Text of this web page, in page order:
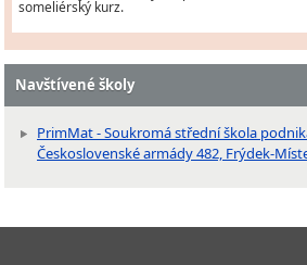
someliérský kurz.
Navštívené školy
PrimMat - Soukromá střední škola
Československé armády 482, Frýdek-